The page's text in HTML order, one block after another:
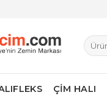
Ara:
ÇİM HALI